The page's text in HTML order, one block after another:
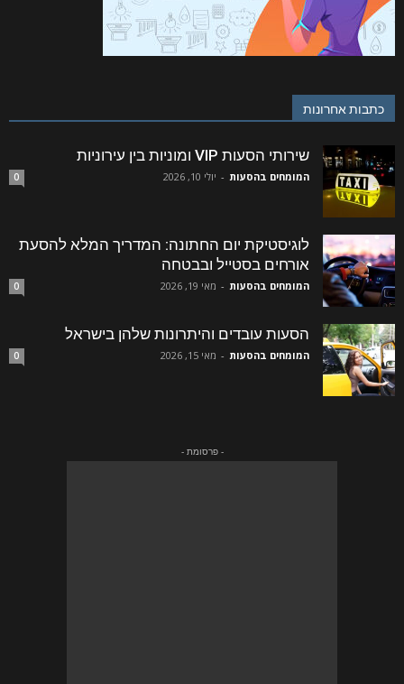
כתבות אחרונות
שירותי הסעות VIP ומוניות בין עירוניות
המומחים בהסעות - יולי 10, 2026 0
לוגיסטיקת יום החתונה: המדריך המלא להסעת
אורחים בסטייל ובבטחה
המומחים בהסעות - מאי 19, 2026 0
הסעות עובדים והיתרונות שלהן בישראל
המומחים בהסעות - מאי 15, 2026 0
- פרסומת -